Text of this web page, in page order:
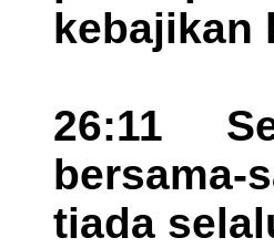
kebajikan
26:11
tiada